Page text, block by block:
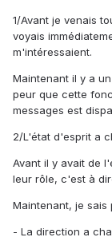
1/Avant je venais
voyais
m'intéressaient.
Maintenant il y a
peur que cette
messages est
2/L'état d'esprit a
Avant il y avait de
leur rôle, c'est à
Maintenant, je sais
- La direction a